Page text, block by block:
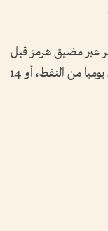
يمر عبر مضيق هرمز قبل
الحرب، التي حرمت السوق من 14 مليون برميل يوميا من النفط، أو 14